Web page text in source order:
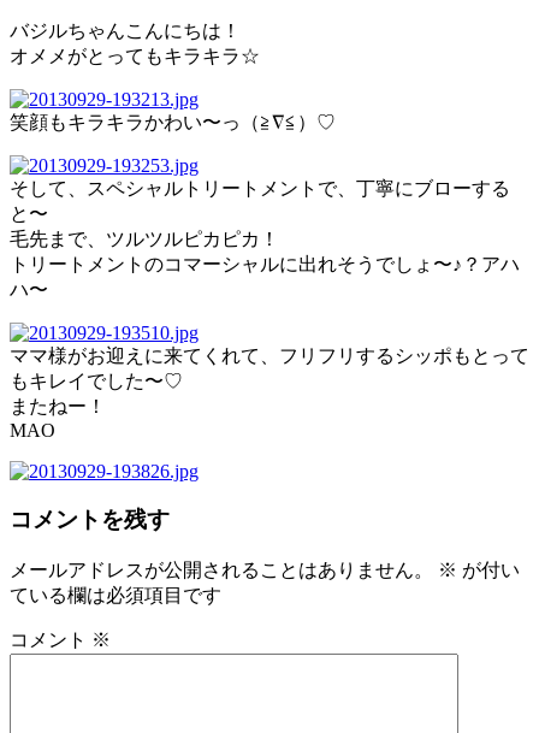
バジルちゃんこんにちは！
オメメがとってもキラキラ☆
笑顔もキラキラかわい〜っ（≧∇≦）♡
そして、スペシャルトリートメントで、丁寧にブローする
と〜
毛先まで、ツルツルピカピカ！
トリートメントのコマーシャルに出れそうでしょ〜♪？アハ
ハ〜
ママ様がお迎えに来てくれて、フリフリするシッポもとって
もキレイでした〜♡
またねー！
MAO
コメントを残す
メールアドレスが公開されることはありません。 ※ が付い
ている欄は必須項目です
コメント ※